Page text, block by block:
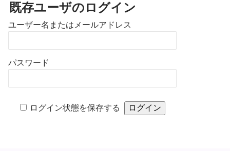
既存ユーザのログイン
ユーザー名またはメールアドレス
パスワード
ログイン状態を保存する